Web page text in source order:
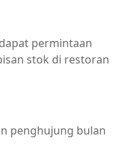
permintaan
stok di restoran
penghujung bulan